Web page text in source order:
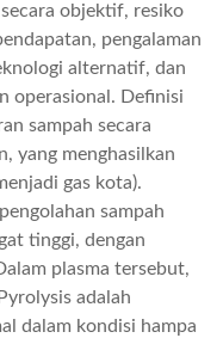
objektif, resiko
pengalaman
alternatif, dan
operasional. Definisi
sampah secara
yang menghasilkan
gas kota).
sampah
tinggi, dengan
plasma tersebut,
adalah
dalam kondisi hampa